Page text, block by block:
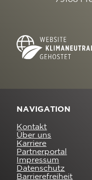
NAVIGATION
Kontakt
Über uns
Karriere
Partnerportal
Impressum
Datenschutz
Barrierefreiheit